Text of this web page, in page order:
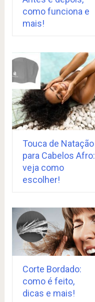
como funciona e
mais!
Touca de Natação
para Cabelos Afro:
veja como
escolher!
Corte Bordado:
como é feito,
dicas e mais!